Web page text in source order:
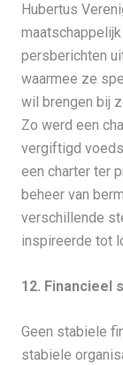
Hubertus
persberichten
waarmee ze
wil brengen bij
Zo werd een
vergiftigd
een charter ter
beheer van
verschillende
inspireerde tot
12. Financieel
Geen stabiele
stabiele